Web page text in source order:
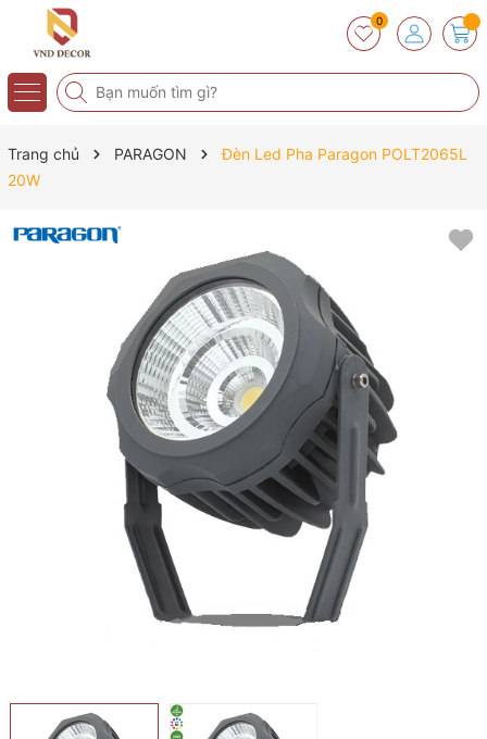
0
Trang chủ PARAGON
Đèn Led Pha Paragon POLT2065L
20W